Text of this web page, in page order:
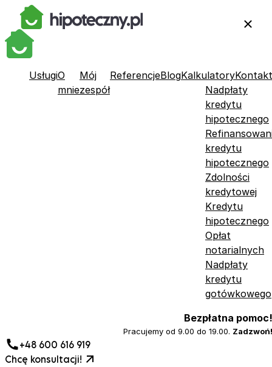
UsługiO
mnie
Mój
zespół
ReferencjeBlogKalkulatory
Nadpłaty
kredytu
hipotecznego
kredytu
hipotecznego
Zdolności
kredytowej
Kredytu
hipotecznego
Opłat
notarialnych
Nadpłaty
kredytu
gotówkowego
Kontakt
Bezpłatna pomoc!
Pracujemy od 9.00 do 19.00. Zadzwoń!
+48 600 616 919
Chcę konsultacji!